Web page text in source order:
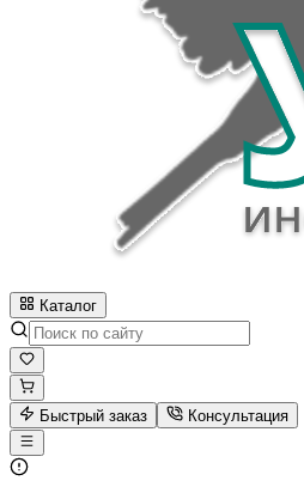
Каталог
Быстрый заказ Консультация